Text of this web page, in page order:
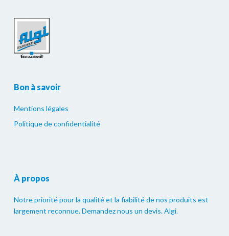
Bon à savoir
Mentions légales
Politique de confidentialité
À propos
Notre priorité pour la qualité et la fiabilité de nos produits est
largement reconnue. Demandez nous un devis. Algi.